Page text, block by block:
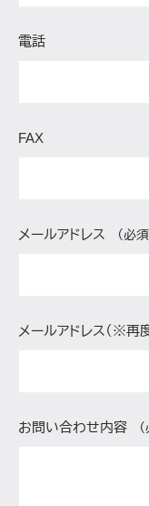
電話
FAX
メールアドレス （必須
メールアドレス（※再
お問い合わせ内容